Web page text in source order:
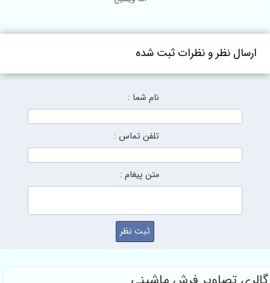
ارسال نظر و نظرات ثبت شده
نام شما :
تلفن تماس :
متن پیغام :